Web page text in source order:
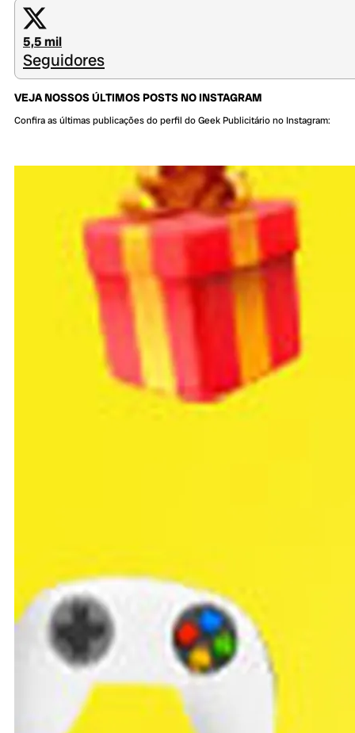
5,5 mil
Seguidores
VEJA NOSSOS ÚLTIMOS POSTS NO INSTAGRAM
Confira as últimas publicações do perfil do Geek Publicitário no Instagram: